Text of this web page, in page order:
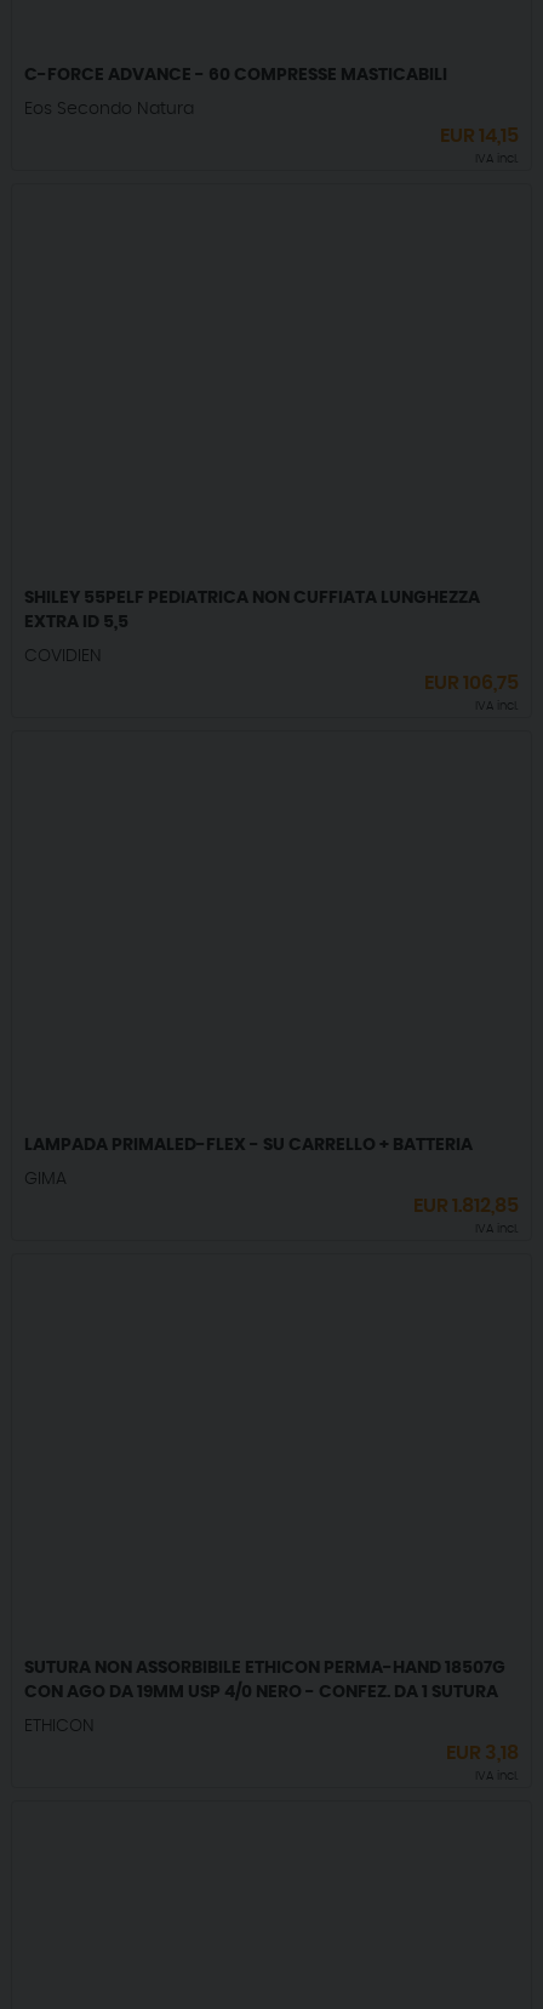
C-FORCE ADVANCE - 60 COMPRESSE MASTICABILI
Eos Secondo Natura
EUR14,15
IVA incl.
SHILEY 55PELF PEDIATRICA NON CUFFIATA LUNGHEZZA
EXTRA ID 5,5
COVIDIEN
EUR106,75
IVA incl.
LAMPADA PRIMALED-FLEX - SU CARRELLO + BATTERIA
GIMA
EUR1.812,85
IVA incl.
SUTURA NON ASSORBIBILE ETHICON PERMA-HAND 18507G
CON AGO DA 19MM USP 4/0 NERO - CONFEZ. DA 1 SUTURA
ETHICON
EUR 3,18
IVA incl.